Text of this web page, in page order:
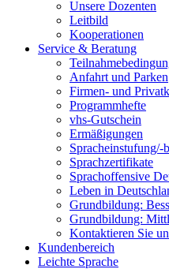
Unsere Dozenten
Leitbild
Kooperationen
Service & Beratung
Anfahrt und Parken
Firmen- und
Programmhefte
vhs-Gutschein
Ermäßigungen
Spracheinstufung/-
Sprachzertifikate
Sprachoffensive
Leben in
Grundbildung:
Grundbildung:
Kontaktieren Sie
Kundenbereich
Leichte Sprache